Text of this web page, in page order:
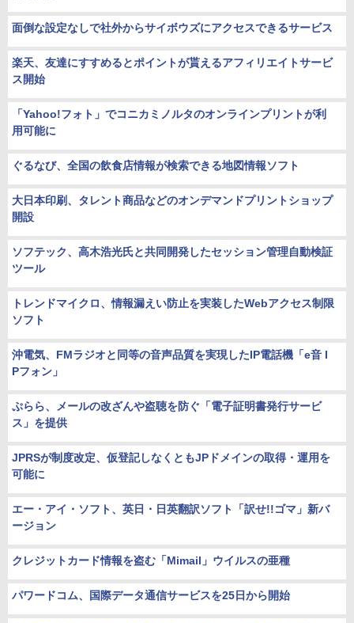
面倒な設定なしで社外からサイボウズにアクセスできるサービス
楽天、友達にすすめるとポイントが貰えるアフィリエイトサービ
ス開始
「Yahoo!フォト」でコニカミノルタのオンラインプリントが利
用可能に
ぐるなび、全国の飲食店情報が検索できる地図情報ソフト
大日本印刷、タレント商品などのオンデマンドプリントショップ
開設
ソフテック、高木浩光氏と共同開発したセッション管理自動検証
ツール
トレンドマイクロ、情報漏えい防止を実装したWebアクセス制限
ソフト
沖電気、FMラジオと同等の音声品質を実現したIP電話機「e音 I
Pフォン」
ぷらら、メールの改ざんや盗聴を防ぐ「電子証明書発行サービ
ス」を提供
JPRSが制度改定、仮登記しなくともJPドメインの取得・運用を
可能に
エー・アイ・ソフト、英日・日英翻訳ソフト「訳せ!!ゴマ」新バ
ージョン
クレジットカード情報を盗む「Mimail」ウイルスの亜種
パワードコム、国際データ通信サービスを25日から開始